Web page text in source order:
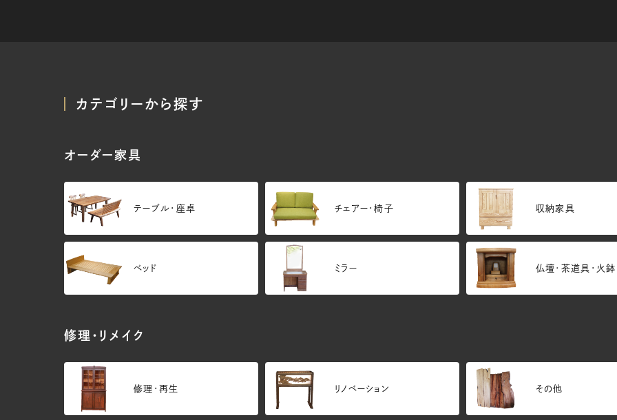
カテゴリーから探す
オーダー家具
テーブル・座卓 チェアー・椅子 収納家具
ベッド ミラー 仏壇･茶道具・火鉢
修理・リメイク
修理・再生 リノベーション その他